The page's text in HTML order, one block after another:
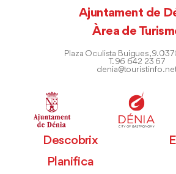
Ajuntament de
Àrea de
Plaza Oculista Buigues, 9.
T. 96 642 23 67
Descobrix
Planifica